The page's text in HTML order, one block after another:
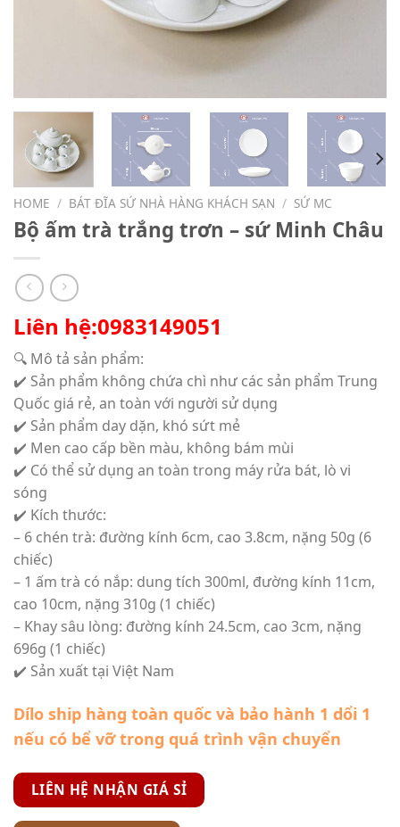
HOME / BÁT ĐĨA SỨ NHÀ HÀNG KHÁCH SẠN / SỨ MC
Bộ ấm trà trắng trơn – sứ Minh Châu
Liên hệ:0983149051
🔍 Mô tả sản phẩm:
✔️ Sản phẩm không chứa chì như các sản phẩm Trung
Quốc giá rẻ, an toàn với người sử dụng
✔️ Sản phẩm day dặn, khó sứt mẻ
✔️ Men cao cấp bền màu, không bám mùi
✔️ Có thể sử dụng an toàn trong máy rửa bát, lò vi
sóng
✔️ Kích thước:
– 6 chén trà: đường kính 6cm, cao 3.8cm, nặng 50g (6
chiếc)
– 1 ấm trà có nắp: dung tích 300ml, đường kính 11cm,
cao 10cm, nặng 310g (1 chiếc)
– Khay sâu lòng: đường kính 24.5cm, cao 3cm, nặng
696g (1 chiếc)
✔️ Sản xuất tại Việt Nam
Dílo ship hàng toàn quốc và bảo hành 1 dổi 1
nếu có bể vỡ trong quá trình vận chuyển
LIÊN HỆ NHẬN GIÁ SỈ